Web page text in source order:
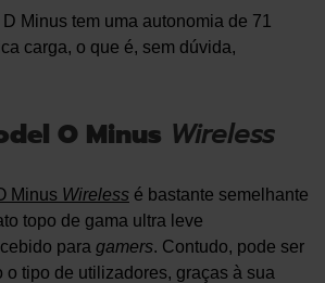
Minus tem uma autonomia de 71
carga, o que é, sem dúvida,
O Minus Wireless
Minus Wireless é bastante semelhante
topo de gama ultra leve
para gamers. Contudo, pode ser
o tipo de utilizadores, graças à sua